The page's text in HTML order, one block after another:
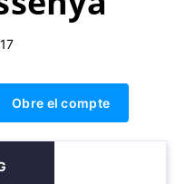
Obre el compte